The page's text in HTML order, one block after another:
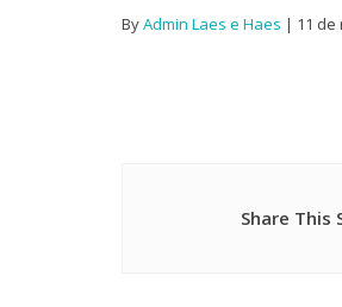
ByAdmin Laes e Haes | 11 de
Share This